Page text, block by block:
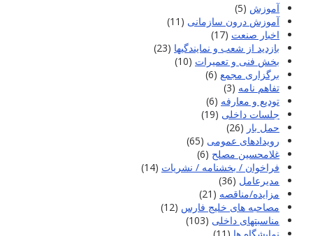
آموزش (5)
آموزش درون سازمانی (11)
اخبار صنعت (17)
بازدید از شعب و نمایندگیها (23)
بخش فنی و تعمیرات (10)
برگزاری مجمع (6)
تفاهم نامه (3)
تودیع و معارفه (6)
جلسات داخلی (19)
حمل بار (26)
رویدادهای عمومی (65)
غلامحسین مصلح (6)
فراخوان / بخشنامه / نشریات (14)
مدیرعامل (36)
مزایده/مناقصه (21)
مصاحبه های خلیج فارس (12)
مناسبتهای داخلی (103)